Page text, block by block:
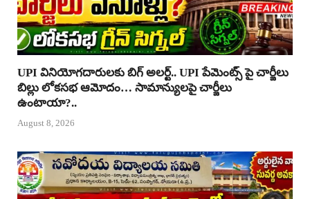
UPI వినియోగదారులకు బిగ్ అలర్ట్.. UPI పేమెంట్స్ పై చార్జీలు
బిల్లు లోకసభ ఆమోదం… సామాన్యులపై చార్జీలు
ఉంటాయా?..
August 8, 2026